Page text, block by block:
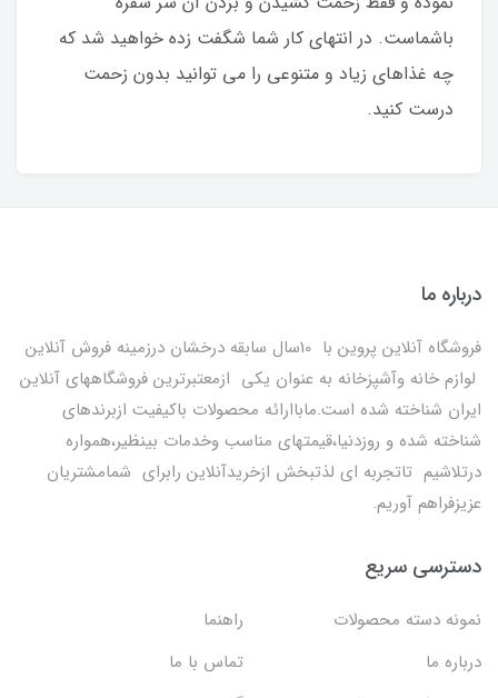
باشماست. در انتهای کار شما شگفت زده خواهید شد که
چه غذاهای زیاد و متنوعی را می توانید بدون زحمت
درست کنید.
درباره ما
فروشگاه آنلاین پروین با 10سال سابقه درخشان درزمینه فروش آنلاین
لوازم خانه وآشپزخانه به عنوان یکی ازمعتبرترین فروشگاههای آنلاین
ایران شناخته شده است.ماباارائه محصولات باکیفیت ازبرندهای
شناخته شده و روزدنیا،قیمتهای مناسب وخدمات بینظیر،همواره
درتلاشیم تاتجربه ای لذتبخش ازخریدآنلاین رابرای شمامشتریان
عزیزفراهم آوریم.
دسترسی سریع
نمونه دسته محصولات
راهنما
درباره ما
تماس با ما